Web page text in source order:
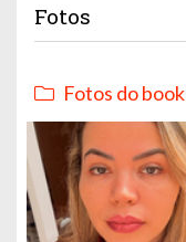
Fotos
Fotos do book